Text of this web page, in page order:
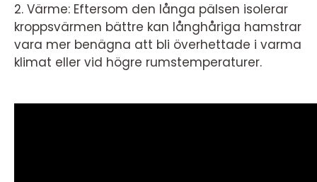
2. Värme: Eftersom den långa pälsen isolerar
kroppsvärmen bättre kan långhåriga hamstrar
vara mer benägna att bli överhettade i varma
klimat eller vid högre rumstemperaturer.